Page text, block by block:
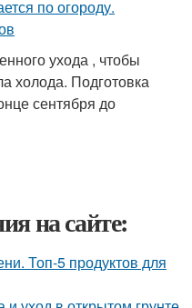
ухода , чтобы
холода. Подготовка
сентября до
на сайте:
Топ-5 продуктов для